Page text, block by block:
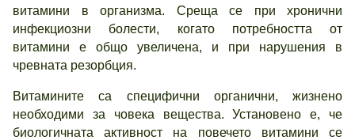
витамини в организма. Среща се при хронични
инфекциозни болести, когато потребността от
витамини е общо увеличена, и при нарушения в
чревната резорбция.
Витамините са специфични органични, жизнено
необходими за човека вещества. Установено е, че
биологичната активност на повечето витамини се